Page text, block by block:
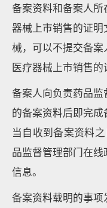
备案资料和备案人
器械上市销售的证
械，可以不提交备
医疗器械上市销售的
备案人向负责药品
的备案资料后即完
当自收到备案资料
品监督管理部门在
信息。
备案资料载明的事